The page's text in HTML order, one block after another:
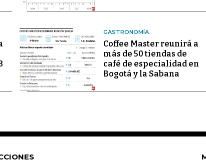
GASTRONOMÍA
Coffee Master reunirá a
más de 50 tiendas de
café de especialidad en
Bogotá y la Sabana